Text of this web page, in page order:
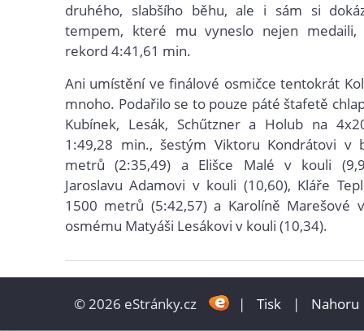
druhého, slabšího běhu, ale i sám si
tempem, které mu vyneslo nejen
rekord 4:41,61 min.
Ani umístění ve finálové osmičce tentokrát
mnoho. Podařilo se to pouze páté štafetě
Kubínek, Lesák, Schűtzner a Holub na
1:49,28 min., šestým Viktoru Kondrátovi v
metrů (2:35,49) a Elišce Malé v kouli
Jaroslavu Adamovi v kouli (10,60), Kláře
1500 metrů (5:42,57) a Karolíně Marešové
osmému Matyáši Lesákovi v kouli (10,34).
© 2026 eStránky.cz | Tisk | Nahoru